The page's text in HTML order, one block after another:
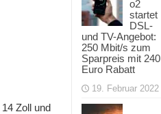
Zoll und
o2
startet
DSL-
und TV-Angebot:
250 Mbit/s zum
Sparpreis mit 240
Euro Rabatt
19. Februar 2022